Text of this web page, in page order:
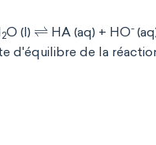
2O (l) ⇌ HA (aq) + HO-
d'équilibre de la